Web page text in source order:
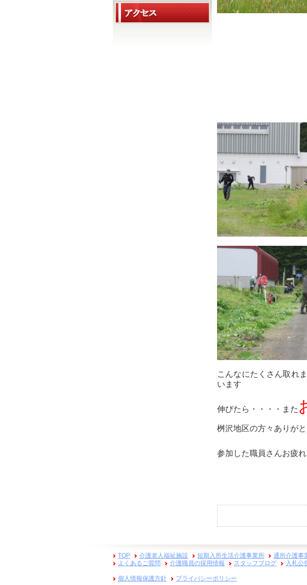
こんなにたくさん取れ
います
伸びたら・・・・また
桝沢地区の方々ありがと
参加した職員さんお疲
TOP 介護老人福祉施設 短期入所生活介護事業所 通所介護事
よくあるご質問
介護職員の採用情報 スタッフブログ 入札公
個人情報保護方針 プライバシーポリシー